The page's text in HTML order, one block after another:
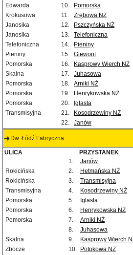
Edwarda
10. Pomorska
Krokusowa
11. Zrębowa NŻ
Janosika
12. Pszczyńska NŻ
Janosika
13. Telefoniczna
Telefoniczna
14. Pieniny
Pieniny
15. Giewont
Pomorska
16. Kasprowy Wierch NŻ
Skalna
17. Juhasowa
Pomorska
18. Arniki NŻ
Pomorska
19. Henrykowska NŻ
Pomorska
20. Iglasta
Transmisyjna
21. Kosodrzewiny NŻ
22.
Janów
Dw. Łódź Fabryczna
ULICA PRZYSTANEK
1.
Janów
Rokicińska
2. Hetmańska NŻ
Rokicińska
3. Transmisyjna
Transmisyjna
4. Kosodrzewiny NŻ
Pomorska
5. Iglasta
Pomorska
6. Henrykowska NŻ
Pomorska
7. Arniki NŻ
8.
Juhasowa
Skalna
9. Kasprowy Wierch
Zbocze
10. Potokowa NŻ